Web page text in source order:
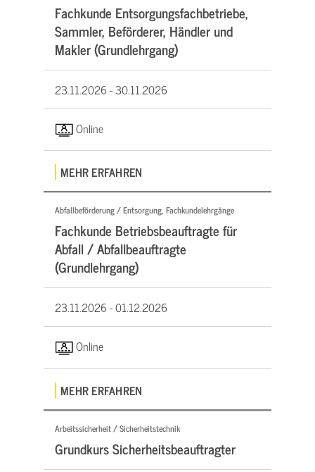
Fachkunde Entsorgungsfachbetriebe,
Sammler, Beförderer, Händler und
Makler (Grundlehrgang)
23.11.2026 -30.11.2026
Online
MEHR ERFAHREN
Abfallbeförderung / Entsorgung, Fachkundelehrgänge
Fachkunde Betriebsbeauftragte für
Abfall / Abfallbeauftragte
(Grundlehrgang)
23.11.2026 -01.12.2026
Online
MEHR ERFAHREN
Arbeitssicherheit / Sicherheitstechnik
Grundkurs Sicherheitsbeauftragter